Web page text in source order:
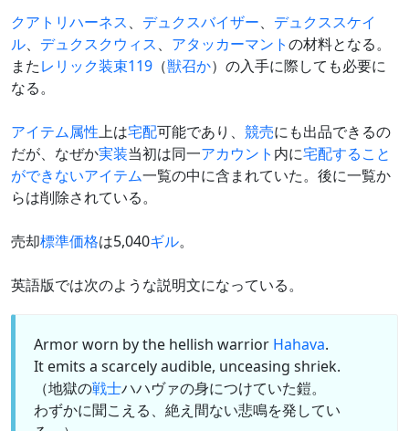
クアトリハーネス、 デュクスバイザー、 デュクススケイ
ル、 デュクスクウィス、 アタッカーマントの材料となる。
またレリック装束119 （獣召か）の入手に際しても必要に
なる。
アイテム属性上は宅配可能であり、 競売にも出品できるの
だが、なぜか実装当初は同一アカウント 内に宅配すること
ができないアイテム一覧の中に含まれていた。後に一覧か
らは削除されている。
売却標準価格は5,040ギル。
英語版では次のような説明文になっている。
Armor worn by the hellish warrior Hahava.
It emits a scarcely audible, unceasing shriek.
（地獄の戦士ハハヴァの身につけていた鎧。
わずかに聞こえる、絶え間ない悲鳴を発してい